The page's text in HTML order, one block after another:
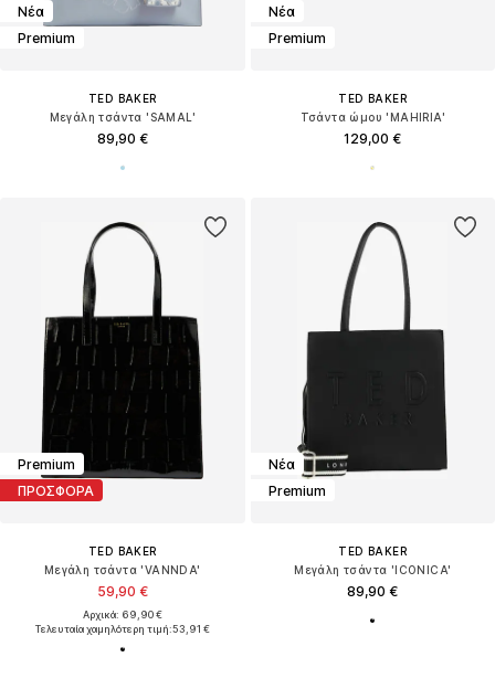
Νέα
Premium
TED BAKER
Μεγάλη τσάντα 'SAMAL'
89,90 €
Νέα
Premium
TED BAKER
Τσάντα ώμου 'MAHIRIA'
129,00 €
Premium
ΠΡΟΣΦΟΡΑ
TED BAKER
Μεγάλη τσάντα 'VANNDA'
59,90 €
Αρχικά: 69,90 €
Τελευταία χαμηλότερη τιμή:53,91 €
Νέα
Premium
TED BAKER
Μεγάλη τσάντα 'ICONICA'
89,90 €